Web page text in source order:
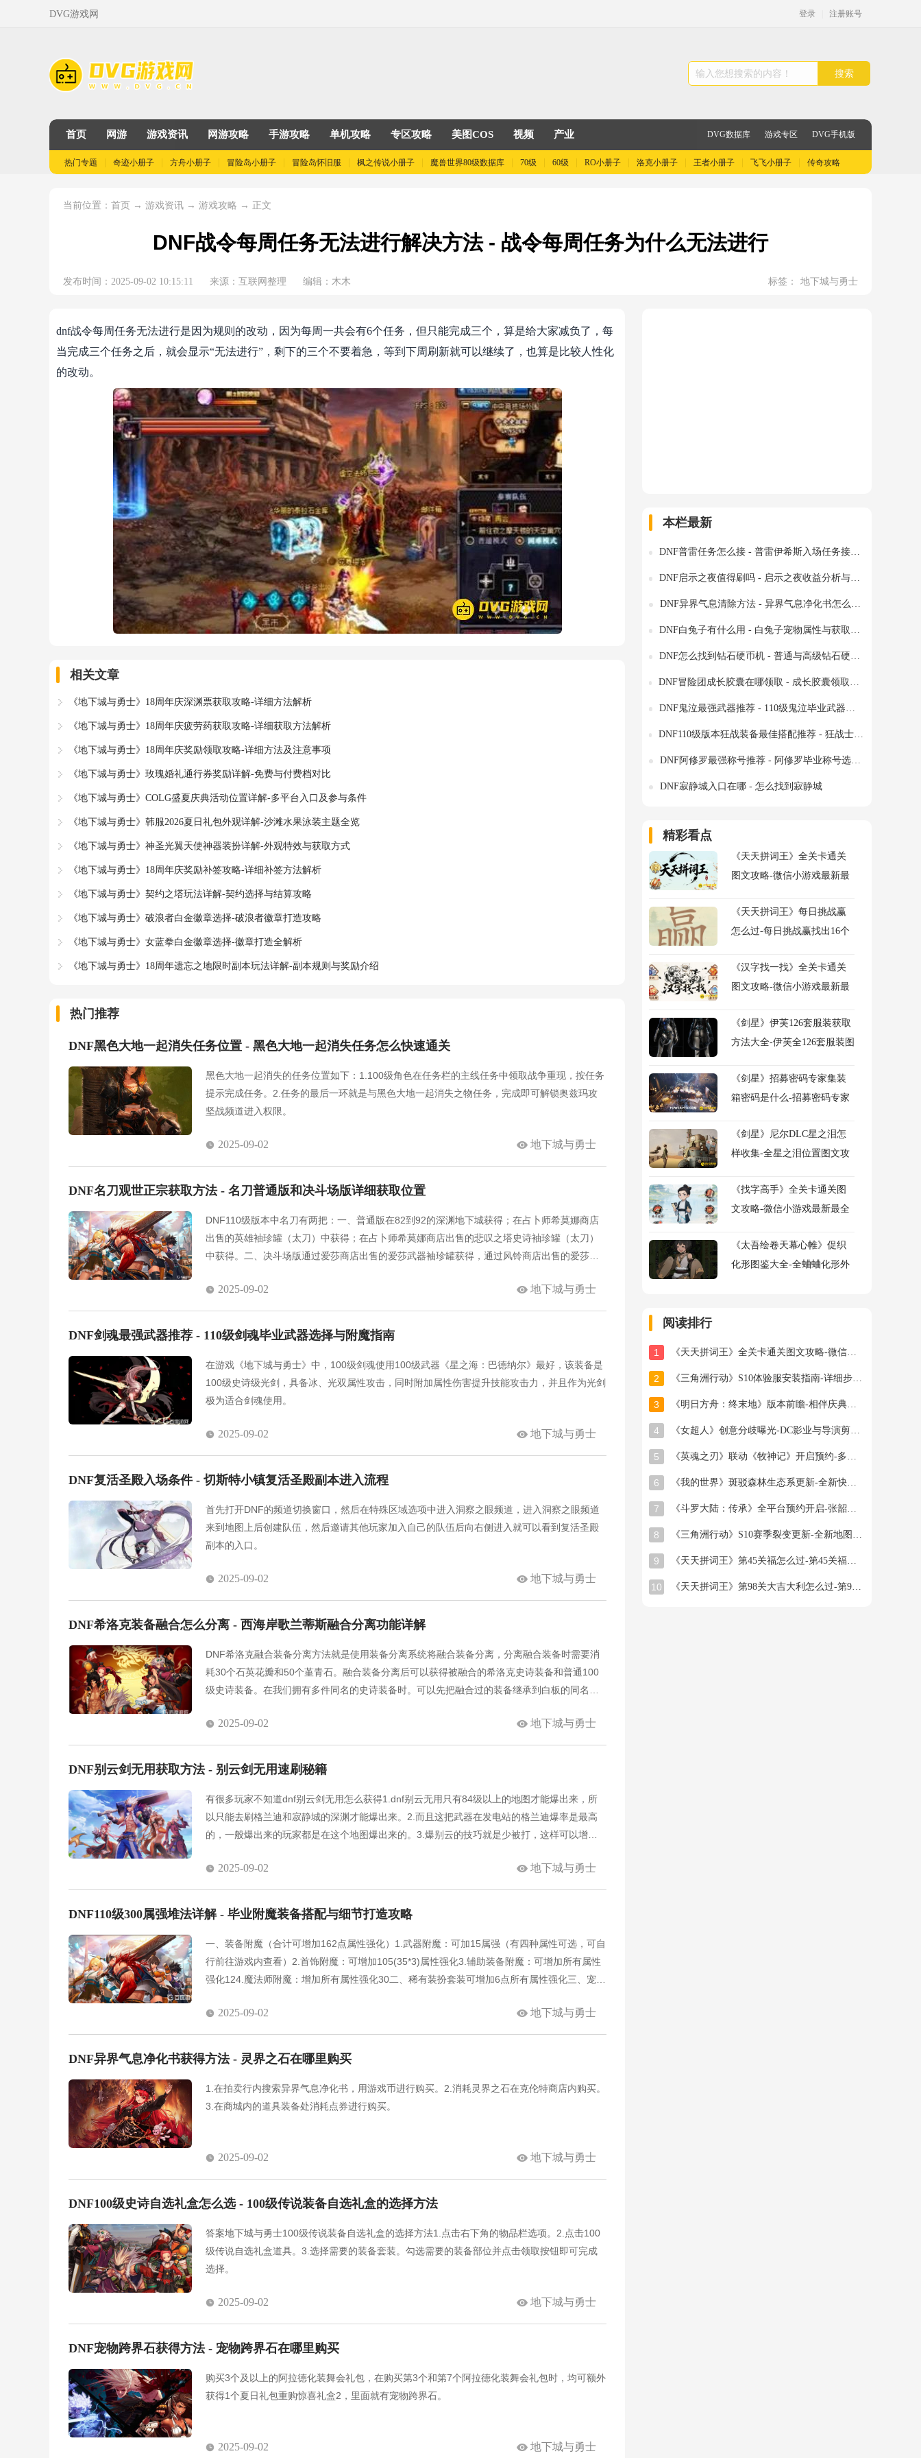
DVG游戏网 登录 注册账号
搜索
首页 网游 游戏资讯 网游攻略 手游攻略 单机攻略 专区攻略 美图COS 视频 产业 DVG数据库 游戏专区 DVG手机版
热门专题 奇迹小册子 方舟小册子 冒险岛小册子 冒险岛怀旧服 枫之传说小册子 魔兽世界80级数据库 70级 60级 RO小册子 洛克小册子 王者小册子 飞飞小册子 传奇攻略
当前位置： 首页 → 游戏资讯 → 游戏攻略 → 正文
DNF战令每周任务无法进行解决方法 - 战令每周任务为什么无法进行
发布时间：2025-09-02 10:15:11 来源：互联网整理 编辑：木木 标签： 地下城与勇士
dnf战令每周任务无法进行是因为规则的改动，因为每周一共会有6个任务，但只能完成三个，算是给大家减负了，每
当完成三个任务之后，就会显示“无法进行”，剩下的三个不要着急，等到下周刷新就可以继续了，也算是比较人性化
的改动。
相关文章
《地下城与勇士》18周年庆深渊票获取攻略-详细方法解析
《地下城与勇士》18周年庆疲劳药获取攻略-详细获取方法解析
《地下城与勇士》18周年庆奖励领取攻略-详细方法及注意事项
《地下城与勇士》玫瑰婚礼通行券奖励详解-免费与付费档对比
《地下城与勇士》COLG盛夏庆典活动位置详解-多平台入口及参与条件
《地下城与勇士》韩服2026夏日礼包外观详解-沙滩水果泳装主题全览
《地下城与勇士》神圣光翼天使神器装扮详解-外观特效与获取方式
《地下城与勇士》18周年庆奖励补签攻略-详细补签方法解析
《地下城与勇士》契约之塔玩法详解-契约选择与结算攻略
《地下城与勇士》破浪者白金徽章选择-破浪者徽章打造攻略
《地下城与勇士》女蓝拳白金徽章选择-徽章打造全解析
《地下城与勇士》18周年遗忘之地限时副本玩法详解-副本规则与奖励介绍
热门推荐
DNF黑色大地一起消失任务位置 - 黑色大地一起消失任务怎么快速通关
黑色大地一起消失的任务位置如下：1.100级角色在任务栏的主线任务中领取战争重现，按任务
提示完成任务。2.任务的最后一环就是与黑色大地一起消失之物任务，完成即可解锁奥兹玛攻
坚战频道进入权限。
2025-09-02 地下城与勇士
DNF名刀观世正宗获取方法 - 名刀普通版和决斗场版详细获取位置
DNF110级版本中名刀有两把：一、普通版在82到92的深渊地下城获得；在占卜师希莫娜商店
出售的英雄袖珍罐（太刀）中获得；在占卜师希莫娜商店出售的悲叹之塔史诗袖珍罐（太刀）
中获得。二、决斗场版通过爱莎商店出售的爱莎武器袖珍罐获得，通过风铃商店出售的爱莎武
2025-09-02 地下城与勇士
DNF剑魂最强武器推荐 - 110级剑魂毕业武器选择与附魔指南
在游戏《地下城与勇士》中，100级剑魂使用100级武器《星之海：巴德纳尔》最好，该装备是
100级史诗级光剑，具备冰、光双属性攻击，同时附加属性伤害提升技能攻击力，并且作为光剑
极为适合剑魂使用。
2025-09-02 地下城与勇士
DNF复活圣殿入场条件 - 切斯特小镇复活圣殿副本进入流程
首先打开DNF的频道切换窗口，然后在特殊区域选项中进入洞察之眼频道，进入洞察之眼频道
来到地图上后创建队伍，然后邀请其他玩家加入自己的队伍后向右侧进入就可以看到复活圣殿
副本的入口。
2025-09-02 地下城与勇士
DNF希洛克装备融合怎么分离 - 西海岸歌兰蒂斯融合分离功能详解
DNF希洛克融合装备分离方法就是使用装备分离系统将融合装备分离，分离融合装备时需要消
耗30个石英花瓣和50个堇青石。融合装备分离后可以获得被融合的希洛克史诗装备和普通100
级史诗装备。在我们拥有多件同名的史诗装备时。可以先把融合过的装备继承到白板的同名装
2025-09-02 地下城与勇士
DNF别云剑无用获取方法 - 别云剑无用速刷秘籍
有很多玩家不知道dnf别云剑无用怎么获得1.dnf别云无用只有84级以上的地图才能爆出来，所
以只能去刷格兰迪和寂静城的深渊才能爆出来。2.而且这把武器在发电站的格兰迪爆率是最高
的，一般爆出来的玩家都是在这个地图爆出来的。3.爆别云的技巧就是少被打，这样可以增加
定的NPC，最后再打有可能爆别云无用，比如说孤独的枪手哈伊杰、人间界卡奴鲁克、强化界
莫比斯。5.最后一个就是爆史诗别云无用一定要选好角色，而且要一直刷下去，不然你换个
2025-09-02 地下城与勇士
DNF110级300属强堆法详解 - 毕业附魔装备搭配与细节打造攻略
一、装备附魔（合计可增加162点属性强化）1.武器附魔：可加15属强（有四种属性可选，可自
行前往游戏内查看）2.首饰附魔：可增加105(35*3)属性强化3.辅助装备附魔：可增加所有属性
强化124.魔法师附魔：增加所有属性强化30二、稀有装扮套装可增加6点所有属性强化三、宠物
章守护珠可增加7点所有属性强化五、新春称号 新春附魔宝珠共计可增加30点属性强化六、结
婚后的婚房装饰奖励可以提升8点的全属性强化七、收集箱放
2025-09-02 地下城与勇士
DNF异界气息净化书获得方法 - 灵界之石在哪里购买
1.在拍卖行内搜索异界气息净化书，用游戏币进行购买。2.消耗灵界之石在克伦特商店内购买。
3.在商城内的道具装备处消耗点券进行购买。
2025-09-02 地下城与勇士
DNF100级史诗自选礼盒怎么选 - 100级传说装备自选礼盒的选择方法
答案地下城与勇士100级传说装备自选礼盒的选择方法1.点击右下角的物品栏选项。2.点击100
级传说自选礼盒道具。3.选择需要的装备套装。勾选需要的装备部位并点击领取按钮即可完成
选择。
2025-09-02 地下城与勇士
DNF宠物跨界石获得方法 - 宠物跨界石在哪里购买
购买3个及以上的阿拉德化装舞会礼包，在购买第3个和第7个阿拉德化装舞会礼包时，均可额外
获得1个夏日礼包重购惊喜礼盒2，里面就有宠物跨界石。
2025-09-02 地下城与勇士
本栏最新
DNF普雷任务怎么接 - 普雷伊希斯入场任务接取地点与流程
DNF启示之夜值得刷吗 - 启示之夜收益分析与刷图建议
DNF异界气息清除方法 - 异界气息净化书怎么获得
DNF白兔子有什么用 - 白兔子宠物属性与获取方式全解析
DNF怎么找到钻石硬币机 - 普通与高级钻石硬币机详细位置指南
DNF冒险团成长胶囊在哪领取 - 成长胶囊领取位置与快速升级指南
DNF鬼泣最强武器推荐 - 110级鬼泣毕业武器怎么选择
DNF110级版本狂战装备最佳搭配推荐 - 狂战士毕业配装方案与细节优化
DNF阿修罗最强称号推荐 - 阿修罗毕业称号选择技巧
DNF寂静城入口在哪 - 怎么找到寂静城
精彩看点
《天天拼词王》全关卡通关
图文攻略-微信小游戏最新最
《天天拼词王》每日挑战赢
怎么过-每日挑战赢找出16个
《汉字找一找》全关卡通关
图文攻略-微信小游戏最新最
《剑星》伊芙126套服装获取
方法大全-伊芙全126套服装图
《剑星》招募密码专家集装
箱密码是什么-招募密码专家
《剑星》尼尔DLC星之泪怎
样收集-全星之泪位置图文攻
《找字高手》全关卡通关图
文攻略-微信小游戏最新最全
《太吾绘卷天幕心帷》促织
化形图鉴大全-全蛐蛐化形外
阅读排行
1 《天天拼词王》全关卡通关图文攻略-微信小游戏最新最全关卡通关图文攻略
2 《三角洲行动》S10体验服安装指南-详细步骤与注意事项
3 《明日方舟：终末地》版本前瞻-相伴庆典与新干员登场
4 《女超人》创意分歧曝光-DC影业与导演剪辑之争
5 《英魂之刃》联动《牧神记》开启预约-多款旧皮返场半价星陨龙坐骑限时秒杀
6 《我的世界》斑驳森林生态系更新-全新快照版本抢先体验开启
7 《斗罗大陆：传承》全平台预约开启-张韶涵领衔邀你破茧成神
8 《三角洲行动》S10赛季裂变更新-全新地图首领与联动福利
9 《天天拼词王》第45关福怎么过-第45关福找出16个常用字图文攻略
10 《天天拼词王》第98关大吉大利怎么过-第98关大吉大利找出26个常用字图文攻略